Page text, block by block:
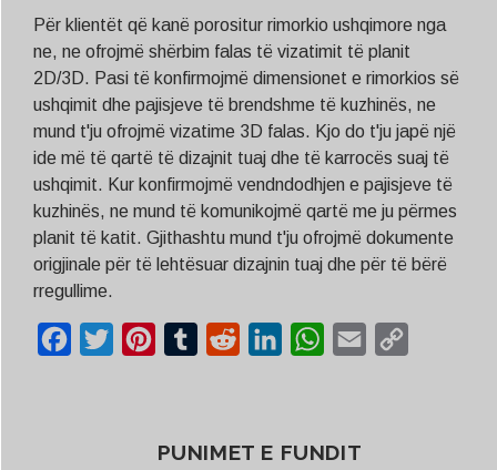
Për klientët që kanë porositur rimorkio ushqimore nga
ne, ne ofrojmë shërbim falas të vizatimit të planit
2D/3D. Pasi të konfirmojmë dimensionet e rimorkios së
ushqimit dhe pajisjeve të brendshme të kuzhinës, ne
mund t'ju ofrojmë vizatime 3D falas. Kjo do t'ju japë një
ide më të qartë të dizajnit tuaj dhe të karrocës suaj të
ushqimit. Kur konfirmojmë vendndodhjen e pajisjeve të
kuzhinës, ne mund të komunikojmë qartë me ju përmes
planit të katit. Gjithashtu mund t'ju ofrojmë dokumente
origjinale për të lehtësuar dizajnin tuaj dhe për të bërë
rregullime.
Facebook
Twitter Pinterest
Tumblr Reddit LinkedInWhatsApp
Email
PUNIMET E FUNDIT